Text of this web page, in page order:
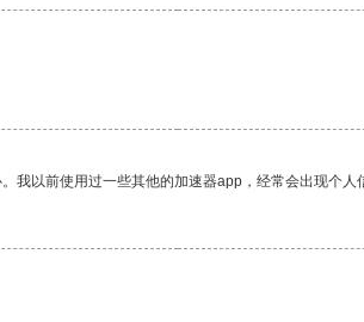
以前使用过一些其他的加速器app，经常会出现个人